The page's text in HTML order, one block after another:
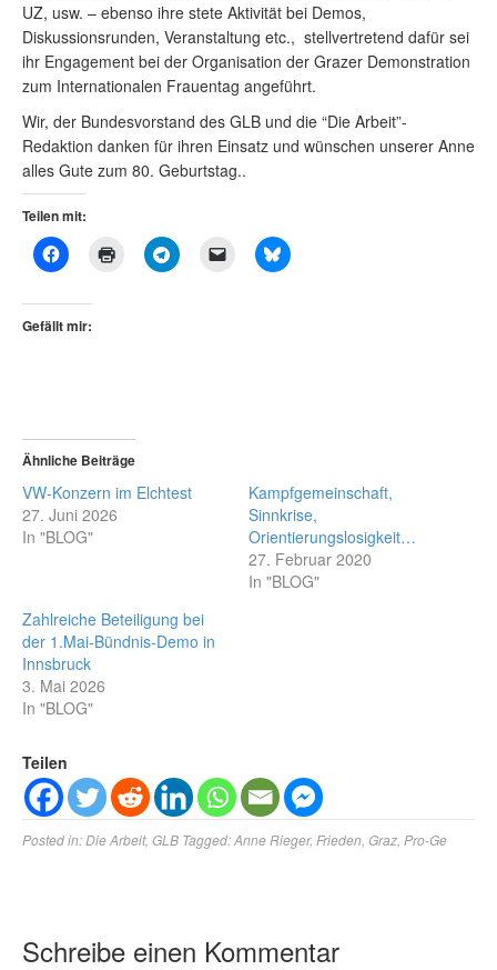
UZ, usw. – ebenso ihre stete Aktivität bei Demos,
Diskussionsrunden, Veranstaltung etc., stellvertretend dafür sei
ihr Engagement bei der Organisation der Grazer Demonstration
zum Internationalen Frauentag angeführt.
Wir, der Bundesvorstand des GLB und die “Die Arbeit”-
Redaktion danken für ihren Einsatz und wünschen unserer Anne
alles Gute zum 80. Geburtstag..
Teilen mit:
Gefällt mir:
Ähnliche Beiträge
VW-Konzern im Elchtest
27. Juni 2026
In "BLOG"
Kampfgemeinschaft,
Sinnkrise,
Orientierungslosigkeit…
27. Februar 2020
In "BLOG"
Zahlreiche Beteiligung bei
der 1.Mai-Bündnis-Demo in
Innsbruck
3. Mai 2026
In "BLOG"
Teilen
Posted in:Die Arbeit, GLB Tagged:Anne Rieger, Frieden Graz Pro-Ge
Schreibe einen Kommentar